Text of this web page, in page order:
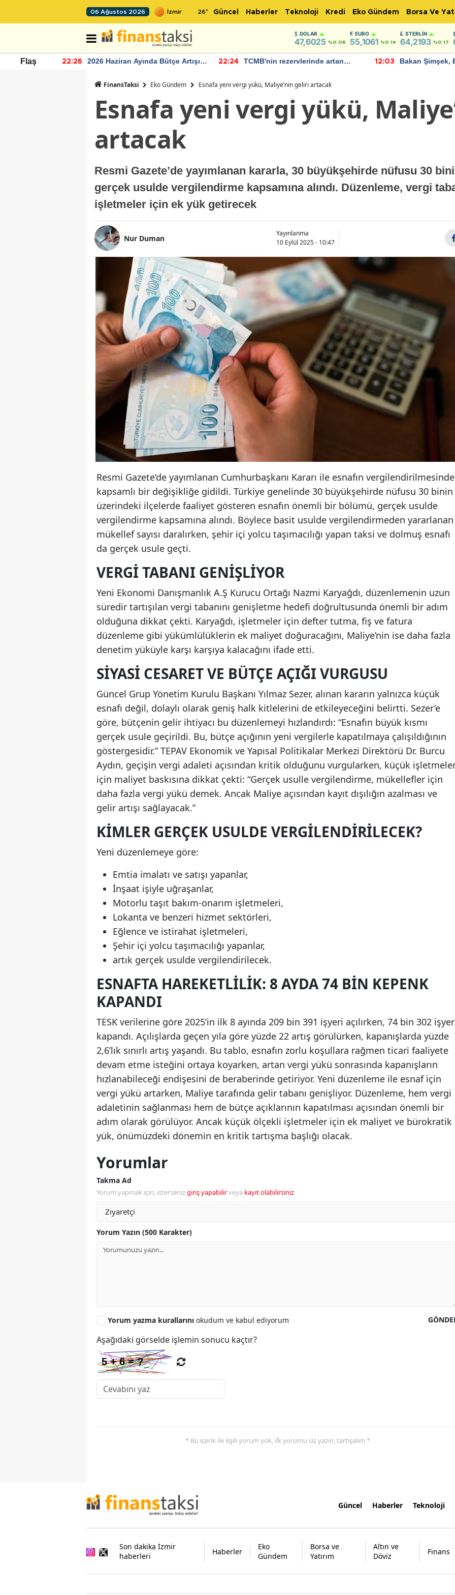
06 Ağustos 2026 26° Güncel Haberler Teknoloji Kredi Eko Gündem Borsa Ve
DOLAR
47,6025 %0.06
EURO
55,1061 %0.14
STERLIN
64,2193 %0.17
Flaş 22:26
2026 Haziran Ayında Bütçe Artışı
22:24
TCMB'nin rezervlerinde artan
12:03
Bakan Şimşek,
FinansTaksi Eko Gündem Esnafa yeni vergi yükü, Maliye’nin geliri artacak
Esnafa yeni vergi yükü,
artacak
Resmi Gazete’de yayımlanan kararla, 30 büyükşehirde nüfusu 30
gerçek usulde vergilendirme kapsamına alındı. Düzenleme, vergi
işletmeler için ek yük getirecek
Nur Duman
Yayınlanma
10 Eylül 2025 - 10:47
Resmi Gazete’de yayımlanan Cumhurbaşkanı Kararı ile esnafın vergilendirilmesinde
kapsamlı bir değişikliğe gidildi. Türkiye genelinde 30 büyükşehirde nüfusu 30 binin
üzerindeki ilçelerde faaliyet gösteren esnafın önemli bir bölümü, gerçek usulde
vergilendirme kapsamına alındı. Böylece basit usulde vergilendirmeden yararlanan
mükellef sayısı daralırken, şehir içi yolcu taşımacılığı yapan taksi ve dolmuş esnafı
da gerçek usule geçti.
VERGI TABANI GENIŞLIYOR
Yeni Ekonomi Danışmanlık A.Ş Kurucu Ortağı Nazmi Karyağdı, düzenlemenin uzun
süredir tartışılan vergi tabanını genişletme hedefi doğrultusunda önemli bir adım
olduğuna dikkat çekti. Karyağdı, işletmeler için defter tutma, fiş ve fatura
düzenleme gibi yükümlülüklerin ek maliyet doğuracağını, Maliye’nin ise daha fazla
denetim yüküyle karşı karşıya kalacağını ifade etti.
SIYASI CESARET VE BÜTÇE AÇIĞI VURGUSU
Güncel Grup Yönetim Kurulu Başkanı Yılmaz Sezer, alınan kararın yalnızca küçük
esnafı değil, dolaylı olarak geniş halk kitlelerini de etkileyeceğini belirtti. Sezer’e
göre, bütçenin gelir ihtiyacı bu düzenlemeyi hızlandırdı: “Esnafın büyük kısmı
gerçek usule geçirildi. Bu, bütçe açığının yeni vergilerle kapatılmaya çalışıldığının
göstergesidir.” TEPAV Ekonomik ve Yapısal Politikalar Merkezi Direktörü Dr. Burcu
Aydın, geçişin vergi adaleti açısından kritik olduğunu vurgularken, küçük
için maliyet baskısına dikkat çekti: “Gerçek usulle vergilendirme, mükellefler için
daha fazla vergi yükü demek. Ancak Maliye açısından kayıt dışılığın azalması ve
gelir artışı sağlayacak.”
KIMLER GERÇEK USULDE VERGILENDIRILECEK?
Yeni düzenlemeye göre:
Emtia imalatı ve satışı yapanlar,
İnşaat işiyle uğraşanlar,
Motorlu taşıt bakım-onarım işletmeleri,
Lokanta ve benzeri hizmet sektörleri,
Eğlence ve istirahat işletmeleri,
Şehir içi yolcu taşımacılığı yapanlar,
artık gerçek usulde vergilendirilecek.
ESNAFTA HAREKETLILIK: 8 AYDA 74 BIN KEPENK
KAPANDI
TESK verilerine göre 2025’in ilk 8 ayında 209 bin 391 işyeri açılırken, 74 bin 302
kapandı. Açılışlarda geçen yıla göre yüzde 22 artış görülürken, kapanışlarda yüzde
2,6’lık sınırlı artış yaşandı. Bu tablo, esnafın zorlu koşullara rağmen ticari faaliyete
devam etme isteğini ortaya koyarken, artan vergi yükü sonrasında kapanışların
hızlanabileceği endişesini de beraberinde getiriyor. Yeni düzenleme ile esnaf için
vergi yükü artarken, Maliye tarafında gelir tabanı genişliyor. Düzenleme, hem vergi
adaletinin sağlanması hem de bütçe açıklarının kapatılması açısından önemli bir
adım olarak görülüyor. Ancak küçük ölçekli işletmeler için ek maliyet ve bürokratik
yük, önümüzdeki dönemin en kritik tartışma başlığı olacak.
Yorumlar
Takma Ad
Yorum yapmak için, istersenizgiriş yapabilirveya kayıt olabilirsiniz.
Yorum Yazın (500 Karakter)
Yorum yazma kurallarını okudum ve kabul ediyorum
Aşağıdaki görselde işlemin sonucu kaçtır?
* Bu içerik ile ilgili yorum yok, ilk yorumu siz yazın, tartışalım *
Güncel Haberler Teknoloji
Son dakika İzmir
haberleri
Haberler
Eko
Gündem
Borsa ve
Yatırım
Altın ve
Döviz
Finans